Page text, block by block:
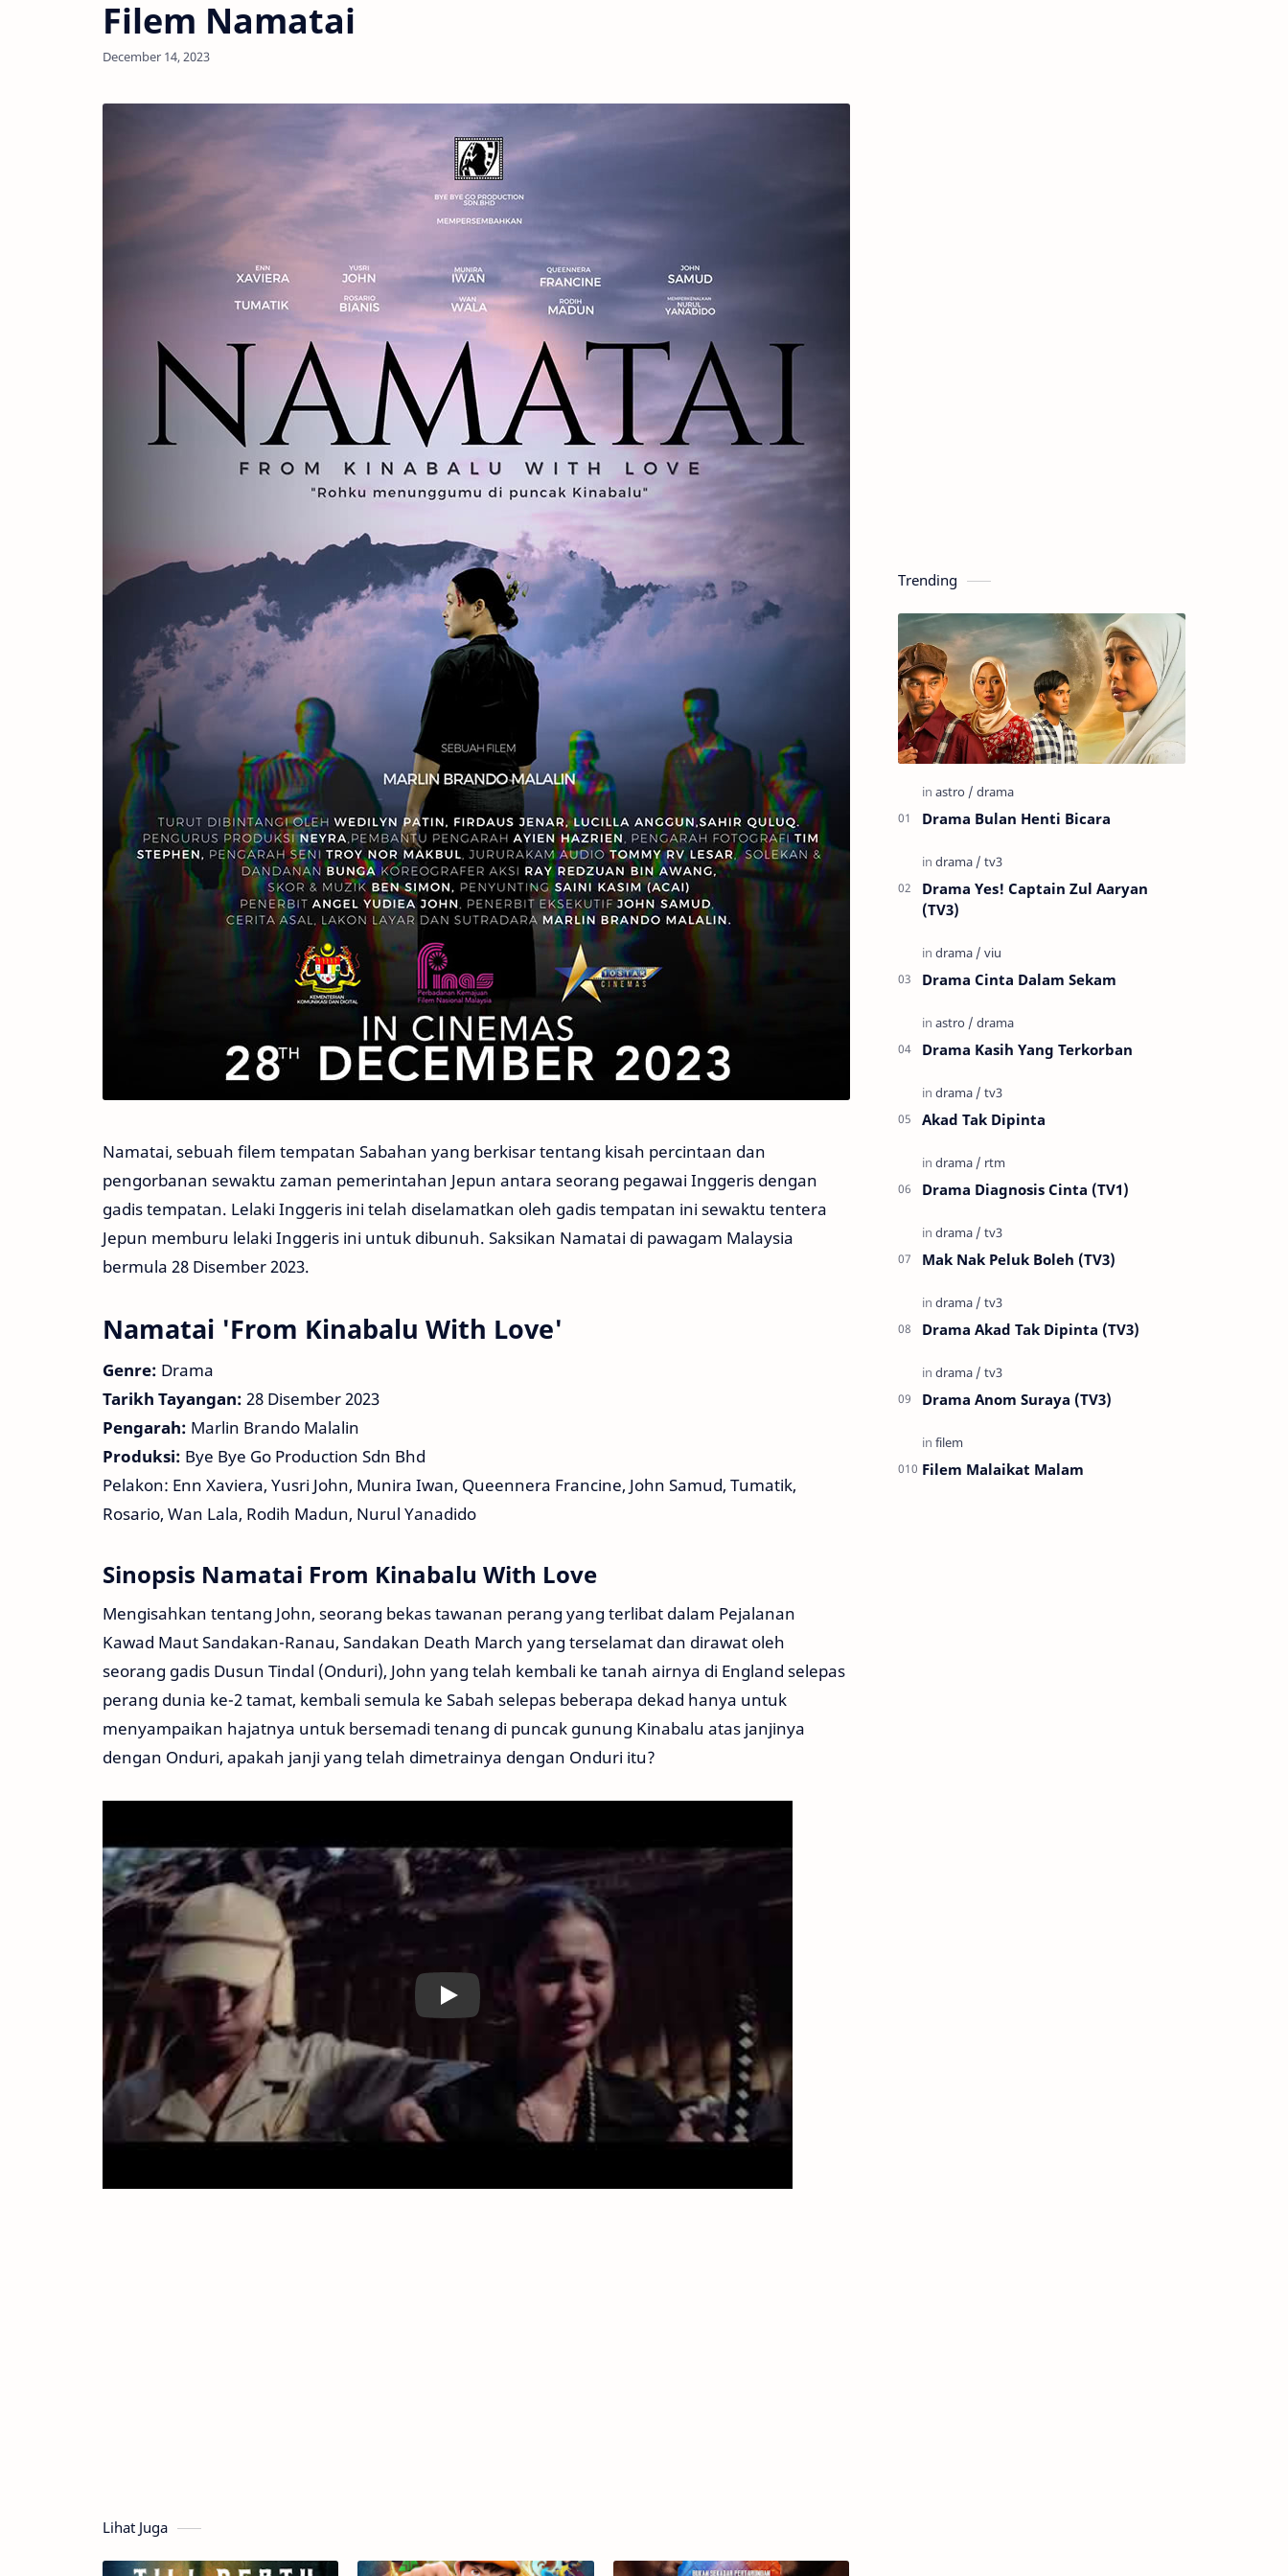
Filem Namatai
Namatai, sebuah filem tempatan Sabahan yang berkisar tentang kisah percintaan dan
pengorbanan sewaktu zaman pemerintahan Jepun antara seorang pegawai Inggeris dengan
gadis tempatan. Lelaki Inggeris ini telah diselamatkan oleh gadis tempatan ini sewaktu tentera
Jepun memburu lelaki Inggeris ini untuk dibunuh. Saksikan Namatai di pawagam Malaysia
bermula 28 Disember 2023.
Namatai 'From Kinabalu With Love'
Genre: Drama
Tarikh Tayangan: 28 Disember 2023
Pengarah: Marlin Brando Malalin
Produksi: Bye Bye Go Production Sdn Bhd
Pelakon: Enn Xaviera, Yusri John, Munira Iwan, Queennera Francine, John Samud, Tumatik,
Rosario, Wan Lala, Rodih Madun, Nurul Yanadido
Sinopsis Namatai From Kinabalu With Love
Mengisahkan tentang John, seorang bekas tawanan perang yang terlibat dalam Pejalanan
Kawad Maut Sandakan-Ranau, Sandakan Death March yang terselamat dan dirawat oleh
seorang gadis Dusun Tindal (Onduri), John yang telah kembali ke tanah airnya di England selepas
perang dunia ke-2 tamat, kembali semula ke Sabah selepas beberapa dekad hanya untuk
menyampaikan hajatnya untuk bersemadi tenang di puncak gunung Kinabalu atas janjinya
dengan Onduri, apakah janji yang telah dimetrainya dengan Onduri itu?
Play
Lihat Juga
Trending
Drama Bulan Henti Bicara
Drama Yes! Captain Zul Aaryan
(TV3)
Drama Cinta Dalam Sekam
Drama Kasih Yang Terkorban
Akad Tak Dipinta
Drama Diagnosis Cinta (TV1)
Mak Nak Peluk Boleh (TV3)
Drama Akad Tak Dipinta (TV3)
Drama Anom Suraya (TV3)
Filem Malaikat Malam